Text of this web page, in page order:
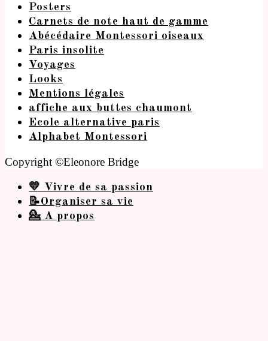
Posters
Carnets de note haut de gamme
Abécédaire Montessori oiseaux
Paris insolite
Voyages
Looks
Mentions légales
affiche aux buttes chaumont
Ecole alternative paris
Alphabet Montessori
Copyright ©Eleonore Bridge
💛 Vivre de sa passion
📝Organiser sa vie
💁 A propos